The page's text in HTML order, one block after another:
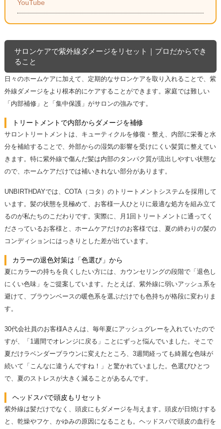
YouTube
サロンケアで紫外線ダメージをリセット｜プロだからでき
ること
日々のホームケアに加えて、定期的なサロンケアを取り入れることで、紫
外線ダメージをより根本的にケアすることができます。家庭では難しい
「内部補修」と「集中保護」がサロンの強みです。
トリートメントで内部からダメージを補修
サロントリートメントは、キューティクルを修復・整え、内部に栄養と水
分を補給することで、外部からの湿気の影響を受けにくい髪質に整えてい
きます。特に紫外線で傷んだ髪は内部のタンパク質が流出しやすい状態な
ので、ホームケアだけでは補いきれない部分があります。
UNBIRTHDAYでは、COTA（コタ）のトリートメントシステムを採用して
います。髪の状態を見極めて、お客様一人ひとりに最適な処方を組み立て
るのが私たちのこだわりです。実際に、月1回トリートメントに通ってく
ださっているお客様と、ホームケアだけのお客様では、夏の終わりの髪の
コンディションにはっきりとした差が出ています。
カラーの退色対策は「色選び」から
夏にカラーの持ちを良くしたい方には、カウンセリングの段階で「退色し
にくい色味」をご提案しています。たとえば、紫外線に弱いアッシュ系を
避けて、ブラウンベースの暖色系を選ぶだけでも色持ちが格段に変わりま
す。
30代会社員のお客様Aさんは、毎年夏にアッシュグレーを入れていたので
すが、「1週間でオレンジに戻る」ことにずっと悩んでいました。そこで
夏だけラベンダーブラウンに変えたところ、3週間経っても綺麗な色味が
続いて「こんなに違うんですね！」と驚かれていました。色選びひとつ
で、夏のストレスが大きく減ることがあるんです。
ヘッドスパで頭皮もリセット
紫外線は髪だけでなく、頭皮にもダメージを与えます。頭皮が日焼けする
と、乾燥やフケ、かゆみの原因になることも。ヘッドスパで頭皮の血行を